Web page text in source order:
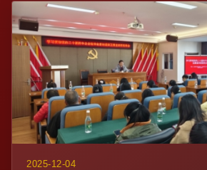
2025-12-04